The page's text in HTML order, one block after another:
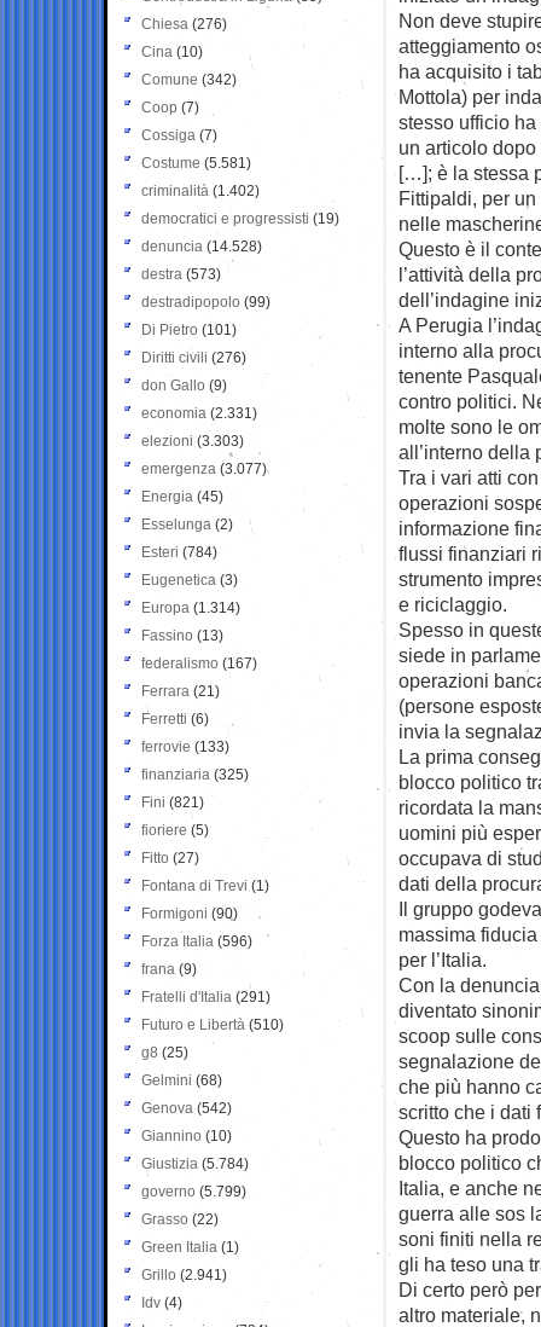
Non deve
atteggiamento
ha acquisito i
Mottola) per
stesso ufficio
un articolo
[…]; è la stessa
Fittipaldi, per
nelle
Questo è il
l’attività della
dell’indagine
A Perugia
interno alla
tenente
contro politici.
molte sono le
all’interno della
Tra i vari atti
operazioni
informazione
flussi finanziari
strumento
e riciclaggio.
Spesso in
siede in
operazioni
(persone
invia la
La prima
blocco politico
ricordata la
uomini più
occupava di
dati della
Il gruppo
massima
per l’Italia.
Con la
diventato
scoop sulle
segnalazione
che più hanno
scritto che i dati
Questo ha
blocco politico
Italia, e anche
guerra alle sos
soni finiti nella
gli ha teso una
Di certo però
altro materiale,
Chiesa (276)
Cina (10)
Comune (342)
Coop (7)
Cossiga (7)
Costume (5.581)
criminalità (1.402)
democratici e progressisti (19)
denuncia (14.528)
destra (573)
destradipopolo (99)
Di Pietro (101)
Diritti civili (276)
don Gallo (9)
economia (2.331)
elezioni (3.303)
emergenza (3.077)
Energia (45)
Esselunga (2)
Esteri (784)
Eugenetica (3)
Europa (1.314)
Fassino (13)
federalismo (167)
Ferrara (21)
Ferretti (6)
ferrovie (133)
finanziaria (325)
Fini (821)
fioriere (5)
Fitto (27)
Fontana di Trevi (1)
Formigoni (90)
Forza Italia (596)
frana (9)
Fratelli d'Italia (291)
Futuro e Libertà (510)
g8 (25)
Gelmini (68)
Genova (542)
Giannino (10)
Giustizia (5.784)
governo (5.799)
Grasso (22)
Green Italia (1)
Grillo (2.941)
Idv (4)